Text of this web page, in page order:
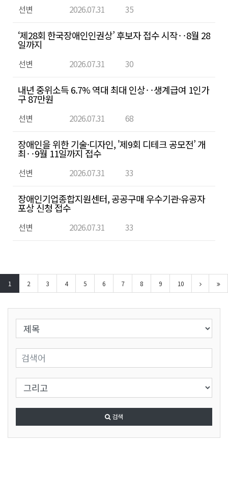
선변 2026.07.31 35
‘제28회 한국장애인인권상’ 후보자 접수 시작‥8월 28
일까지
선변 2026.07.31 30
내년 중위소득 6.7% 역대 최대 인상‥생계급여 1인가
구 87만원
선변 2026.07.31 68
장애인을 위한 기술·디자인, '제9회 디테크 공모전’ 개
최‥9월 11일까지 접수
선변 2026.07.31 33
장애인기업종합지원센터, 공공구매 우수기관·유공자
포상 신청 접수
선변 2026.07.31 33
1 2 3 4 5 6 7 8 9 10
검색 조건 선택
검색어 입력
검색 조건 선택
검색